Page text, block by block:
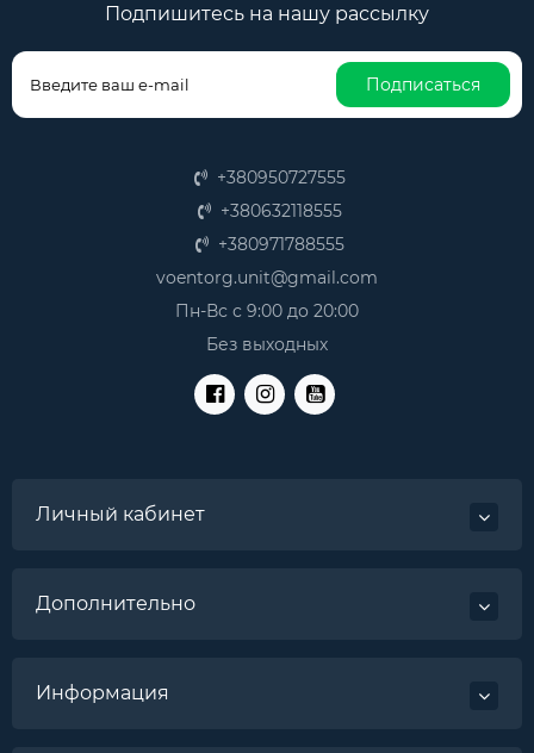
Подпишитесь на нашу рассылку
Подписаться
+380950727555
+380632118555
+380971788555
voentorg.unit@gmail.com
Пн-Вс с 9:00 до 20:00
Без выходных
Личный кабинет
Дополнительно
Информация